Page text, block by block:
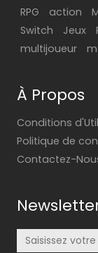
RPG action
Switch
Jeux
multijoueur
À Propos
Conditions
Politique de
Contactez-